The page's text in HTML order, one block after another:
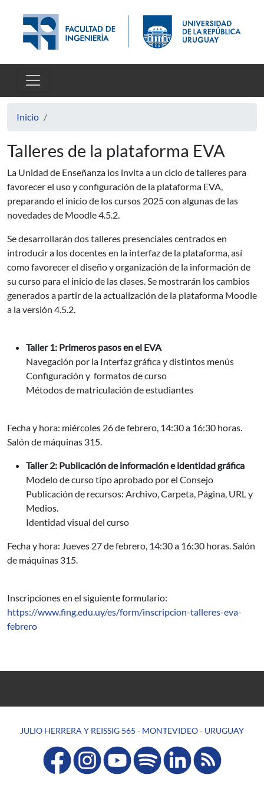
Inicio
Talleres de la plataforma EVA
La Unidad de Enseñanza los invita a un ciclo de talleres para
favorecer el uso y configuración de la plataforma EVA,
preparando el inicio de los cursos 2025 con algunas de las
novedades de Moodle 4.5.2.
Se desarrollarán dos talleres presenciales centrados en
introducir a los docentes en la interfaz de la plataforma, así
como favorecer el diseño y organización de la información de
su curso para el inicio de las clases. Se mostrarán los cambios
generados a partir de la actualización de la plataforma Moodle
a la versión 4.5.2.
Taller 1: Primeros pasos en el EVA
Navegación por la Interfaz gráfica y distintos menús
Configuración y formatos de curso
Métodos de matriculación de estudiantes
Fecha y hora: miércoles 26 de febrero, 14:30 a 16:30 horas.
Salón de máquinas 315.
Taller 2: Publicación de información e identidad gráfica
Modelo de curso tipo aprobado por el Consejo
Publicación de recursos: Archivo, Carpeta, Página, URL y
Medios.
Identidad visual del curso
Fecha y hora: Jueves 27 de febrero, 14:30 a 16:30 horas. Salón
de máquinas 315.
Inscripciones en el siguiente formulario:
https://www.fing.edu.uy/es/form/inscripcion-talleres-eva-
febrero
JULIO HERRERA Y REISSIG 565 - MONTEVIDEO - URUGUAY